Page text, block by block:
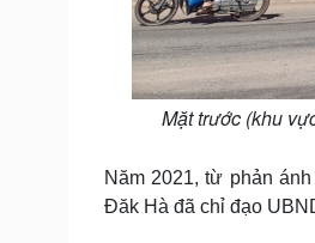
Mặt trước (khu
Năm 2021, từ phản
Đăk Hà đã chỉ đạo